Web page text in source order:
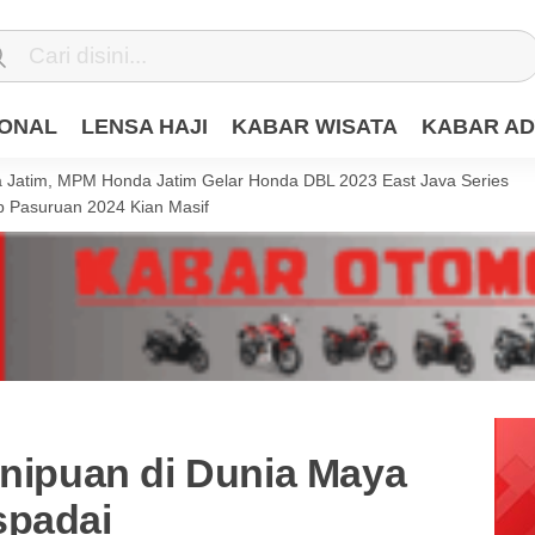
LENSA HAJI KABAR WISATA KABAR
MPM Honda Jatim Gelar Honda DBL 2023 East Java Series
Pasuruan 2024 Kian Masif
di Dunia Maya